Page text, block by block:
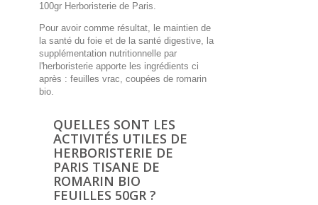
100gr Herboristerie de Paris.
Pour avoir comme résultat, le maintien de
la santé du foie et de la santé digestive, la
supplémentation nutritionnelle par
l'herboristerie apporte les ingrédients ci
après : feuilles vrac, coupées de romarin
bio.
QUELLES SONT LES
ACTIVITÉS UTILES DE
HERBORISTERIE DE
PARIS TISANE DE
ROMARIN BIO
FEUILLES 50GR ?